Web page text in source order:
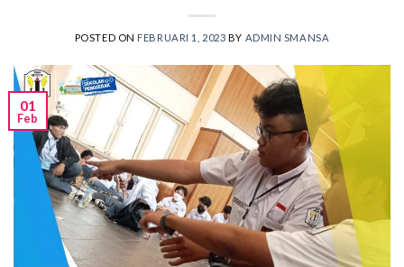
POSTED ON FEBRUARI 1, 2023 BY ADMIN SMANSA
01
Feb